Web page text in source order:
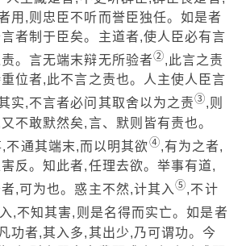
用,则忠臣不听而誉臣独任。如是者
者制于臣矣。主道者,使人臣必有言
。言无端末辩无所验者②,此言之责
位者,此不言之责也。人主使人臣言
实,不言者必问其取舍以为之责③,则
不敢默然矣,言、默则皆有责也。
通其端末,而以明其欲④,有为之者,
反。知此者,任理去欲。举事有道,
,可为也。惑主不然,计其入⑤,不计
,不知其害,则是名得而实亡。如是者
功者,其入多,其出少,乃可谓功。今